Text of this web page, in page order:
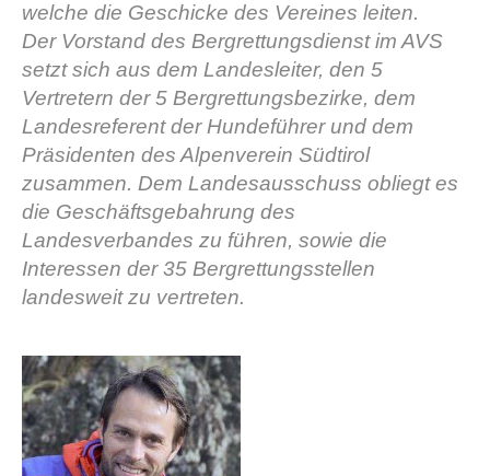
Vereinsgeschichte
welche die Geschicke des Vereines leiten.
Der Vorstand des Bergrettungsdienst im AVS
setzt sich aus dem Landesleiter, den 5
Vertretern der 5 Bergrettungsbezirke, dem
Landesreferent der Hundeführer und dem
Präsidenten des Alpenverein Südtirol
zusammen. Dem Landesausschuss obliegt es
die Geschäftsgebahrung des
Landesverbandes zu führen, sowie die
Interessen der 35 Bergrettungsstellen
landesweit zu vertreten.